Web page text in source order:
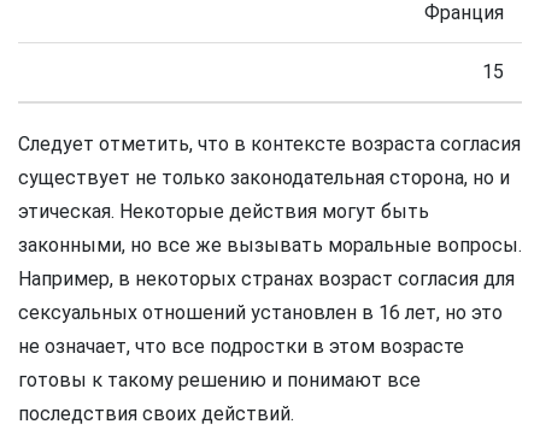
Франция
15
Следует отметить, что в контексте возраста согласия
существует не только законодательная сторона, но и
этическая. Некоторые действия могут быть
законными, но все же вызывать моральные вопросы.
Например, в некоторых странах возраст согласия для
сексуальных отношений установлен в 16 лет, но это
не означает, что все подростки в этом возрасте
готовы к такому решению и понимают все
последствия своих действий.